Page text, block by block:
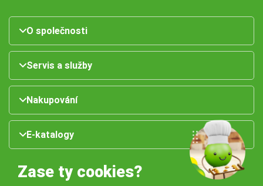
O společnosti
Servis a služby
Nakupování
E-katalogy
Zase ty cookies?